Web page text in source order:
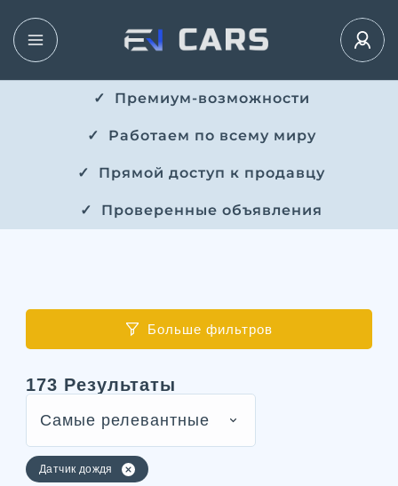
✓ ​​ Премиум-возможности
✓ ​ Работаем по всему миру
✓ ​ Прямой доступ к продавцу
✓ ​ Проверенные объявления
Больше фильтров
173 Результаты
Самые релевантные
Датчик дождя